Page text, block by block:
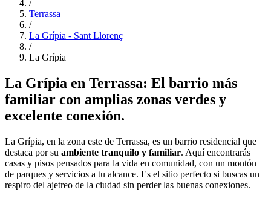
/
Terrassa
/
La Grípia - Sant Llorenç
/
La Grípia
La Grípia en Terrassa: El barrio más
familiar con amplias zonas verdes y
excelente conexión.
La Grípia, en la zona este de Terrassa, es un barrio residencial que
destaca por su ambiente tranquilo y familiar. Aquí encontrarás
casas y pisos pensados para la vida en comunidad, con un montón
de parques y servicios a tu alcance. Es el sitio perfecto si buscas un
respiro del ajetreo de la ciudad sin perder las buenas conexiones.